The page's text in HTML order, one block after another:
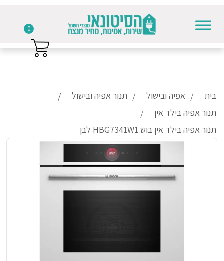
בית אפיה ובישול
תנור אפיה ובישול
תנור אפיה בילד אין
תנור אפיה בילד אין בוש HBG7341W1 לבן
0